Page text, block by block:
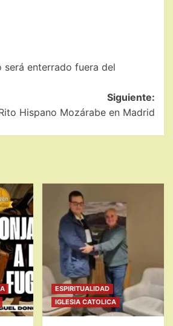
será enterrado fuera del
Siguiente:
Hispano Mozárabe en Madrid
ESPIRITUALIDAD
IGLESIA CATOLICA